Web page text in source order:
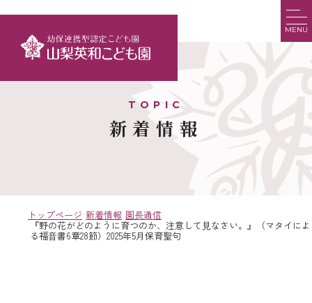
MENU
新着情報
トップページ 新着情報 園長通信
『野の花がどのように育つのか、注意して⾒なさい。』（マタイによ
る福⾳書6章28節）2025年5月保育聖句